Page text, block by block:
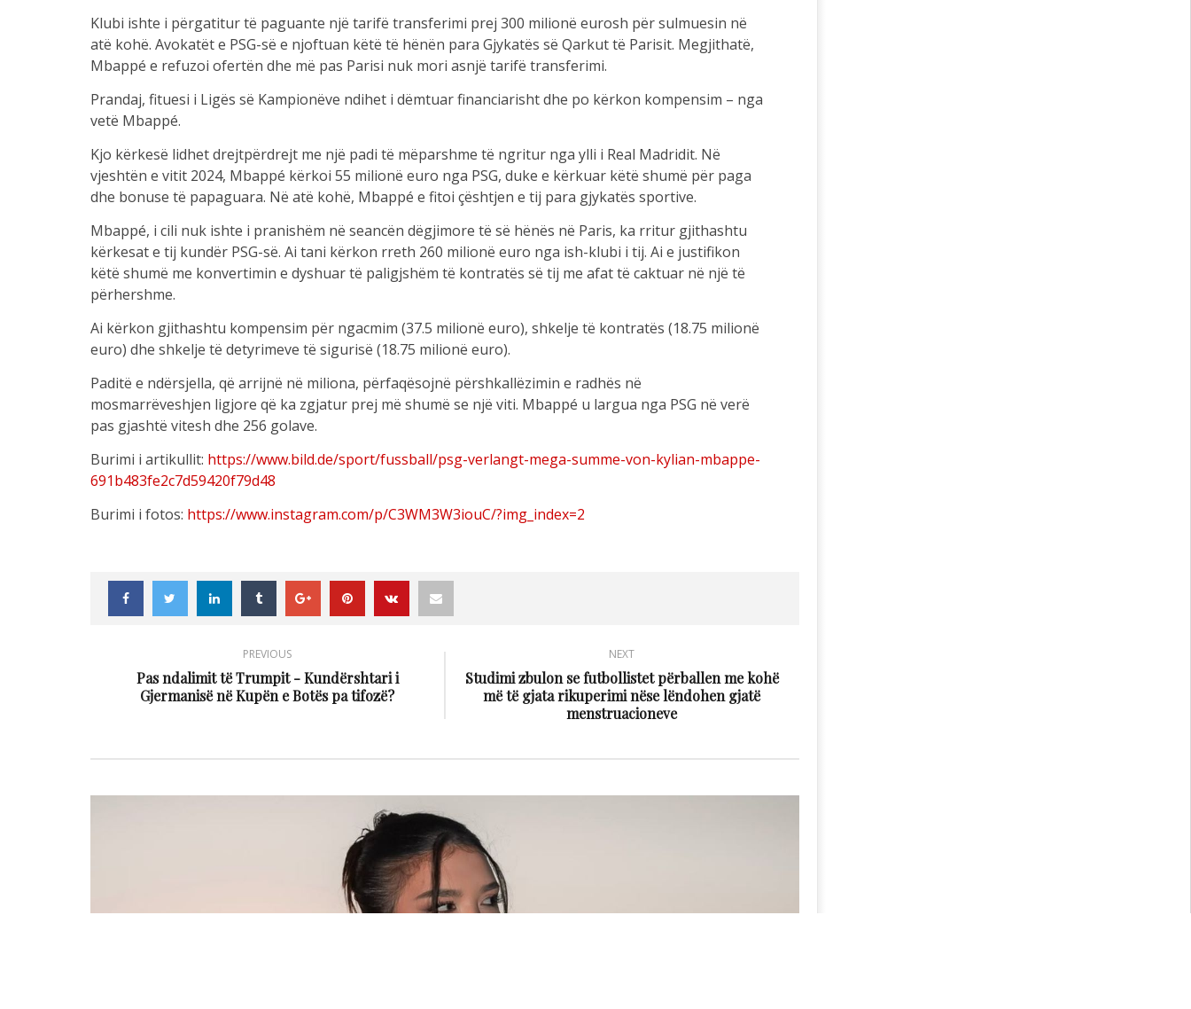
Klubi ishte i përgatitur të paguante një tarifë transferimi prej 300 milionë eurosh për sulmuesin në
atë kohë. Avokatët e PSG-së e njoftuan këtë të hënën para Gjykatës së Qarkut të Parisit. Megjithatë,
Mbappé e refuzoi ofertën dhe më pas Parisi nuk mori asnjë tarifë transferimi.
Prandaj, fituesi i Ligës së Kampionëve ndihet i dëmtuar financiarisht dhe po kërkon kompensim – nga
vetë Mbappé.
Kjo kërkesë lidhet drejtpërdrejt me një padi të mëparshme të ngritur nga ylli i Real Madridit. Në
vjeshtën e vitit 2024, Mbappé kërkoi 55 milionë euro nga PSG, duke e kërkuar këtë shumë për paga
dhe bonuse të papaguara. Në atë kohë, Mbappé e fitoi çështjen e tij para gjykatës sportive.
Mbappé, i cili nuk ishte i pranishëm në seancën dëgjimore të së hënës në Paris, ka rritur gjithashtu
kërkesat e tij kundër PSG-së. Ai tani kërkon rreth 260 milionë euro nga ish-klubi i tij. Ai e justifikon
këtë shumë me konvertimin e dyshuar të paligjshëm të kontratës së tij me afat të caktuar në një të
përhershme.
Ai kërkon gjithashtu kompensim për ngacmim (37.5 milionë euro), shkelje të kontratës (18.75 milionë
euro) dhe shkelje të detyrimeve të sigurisë (18.75 milionë euro).
Paditë e ndërsjella, që arrijnë në miliona, përfaqësojnë përshkallëzimin e radhës në
mosmarrëveshjen ligjore që ka zgjatur prej më shumë se një viti. Mbappé u largua nga PSG në verë
pas gjashtë vitesh dhe 256 golave.
Burimi i artikullit: https://www.bild.de/sport/fussball/psg-verlangt-mega-summe-von-kylian-mbappe-
691b483fe2c7d59420f79d48
Burimi i fotos: https://www.instagram.com/p/C3WM3W3iouC/?img_index=2
PREVIOUS
Pas ndalimit të Trumpit - Kundërshtari i
Gjermanisë në Kupën e Botës pa tifozë?
NEXT
Studimi zbulon se futbollistet përballen me kohë
më të gjata rikuperimi nëse lëndohen gjatë
menstruacioneve